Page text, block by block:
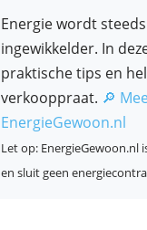
Energie wordt
ingewikkelder. In
praktische tips en
verkooppraat. 🔎
EnergieGewoon.nl
Let op: EnergieGewoon.nl
en sluit geen